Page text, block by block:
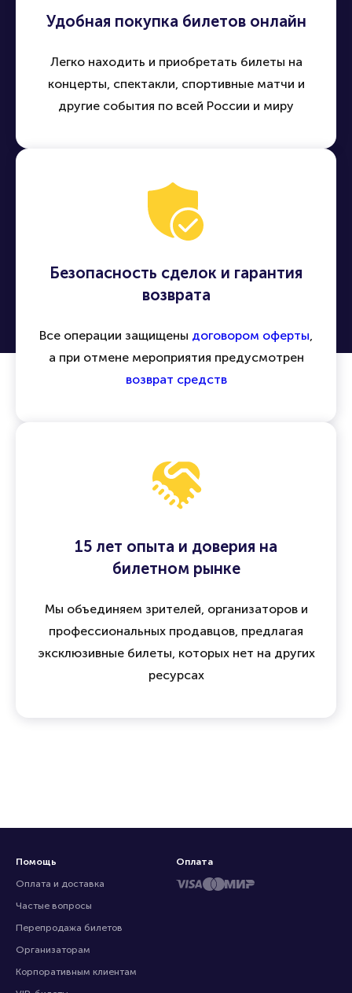
Удобная покупка билетов онлайн
Легко находить и приобретать билеты на
концерты, спектакли, спортивные матчи и
другие события по всей России и миру
Безопасность сделок и гарантия
возврата
Все операции защищены договором оферты,
а при отмене мероприятия предусмотрен
возврат средств
15 лет опыта и доверия на
билетном рынке
Мы объединяем зрителей, организаторов и
профессиональных продавцов, предлагая
эксклюзивные билеты, которых нет на других
ресурсах
Помощь
Оплата и доставка
Частые вопросы
Перепродажа билетов
Организаторам
Корпоративным клиентам
Оплата